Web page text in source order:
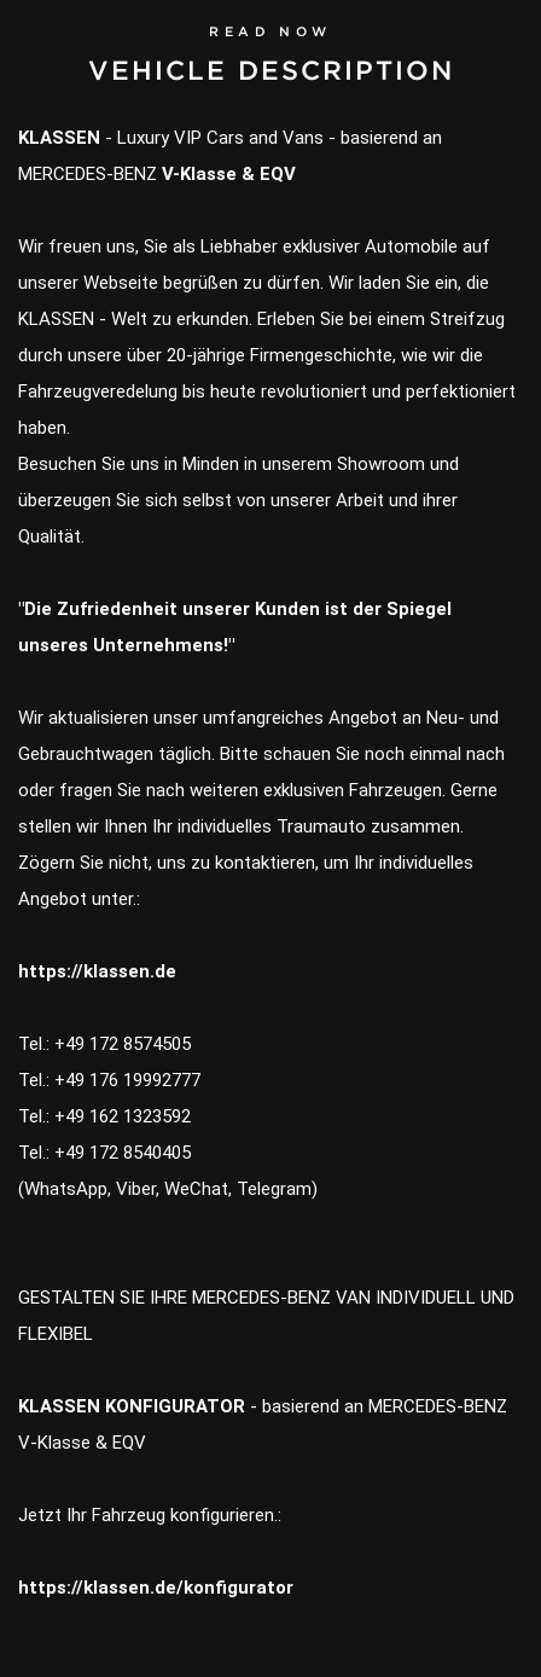
READ NOW
VEHICLE DESCRIPTION
KLASSEN - Luxury VIP Cars and Vans - basierend an
MERCEDES-BENZ V-Klasse & EQV
Wir freuen uns, Sie als Liebhaber exklusiver Automobile auf
unserer Webseite begrüßen zu dürfen. Wir laden Sie ein, die
KLASSEN - Welt zu erkunden. Erleben Sie bei einem Streifzug
durch unsere über 20-jährige Firmengeschichte, wie wir die
Fahrzeugveredelung bis heute revolutioniert und perfektioniert
haben.
Besuchen Sie uns in Minden in unserem Showroom und
überzeugen Sie sich selbst von unserer Arbeit und ihrer
Qualität.
"Die Zufriedenheit unserer Kunden ist der Spiegel
unseres Unternehmens!"
Wir aktualisieren unser umfangreiches Angebot an Neu- und
Gebrauchtwagen täglich. Bitte schauen Sie noch einmal nach
oder fragen Sie nach weiteren exklusiven Fahrzeugen. Gerne
stellen wir Ihnen Ihr individuelles Traumauto zusammen.
Zögern Sie nicht, uns zu kontaktieren, um Ihr individuelles
Angebot unter.:
https://klassen.de
Tel.: +49 172 8574505
Tel.: +49 176 19992777
Tel.: +49 162 1323592
Tel.: +49 172 8540405
(WhatsApp, Viber, WeChat, Telegram)
GESTALTEN SIE IHRE MERCEDES-BENZ VAN INDIVIDUELL UND
FLEXIBEL
KLASSEN KONFIGURATOR - basierend an MERCEDES-BENZ
V-Klasse & EQV
Jetzt Ihr Fahrzeug konfigurieren.:
https://klassen.de/konfigurator